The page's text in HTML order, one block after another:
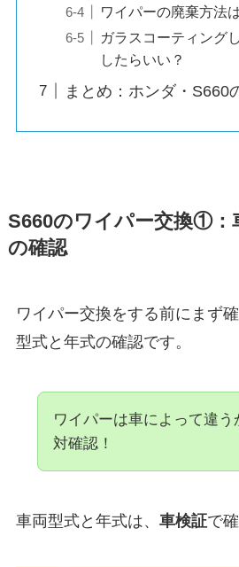
ワイパーの廃棄方法
ガラスコーティング
したらいい？
まとめ：ホンダ・S660
S660のワイパー交換①：
の確認
ワイパー交換をする前にまず
型式と年式の確認です。
ワイパーは車によって違う
対確認！
車両型式と年式は、 車検証で